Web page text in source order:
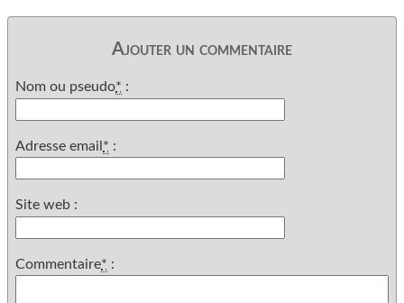
Ajouter un commentaire
Nom ou pseudo* :
Adresse email * :
Site web :
Commentaire* :